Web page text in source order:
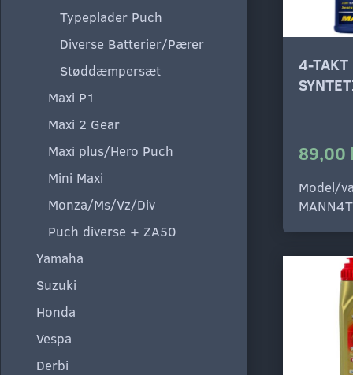
Typeplader Puch
Diverse Batterier/Pærer
Støddæmpersæt
Maxi P1
Maxi 2 Gear
Maxi plus/Hero Puch
Mini Maxi
Monza/Ms/Vz/Div
Puch diverse + ZA50
Yamaha
Suzuki
Honda
Vespa
Derbi
4-TAKT
89,00
Model/